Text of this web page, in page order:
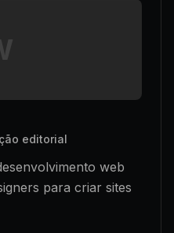
editorial
web
para criar sites